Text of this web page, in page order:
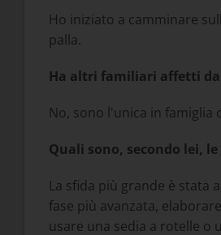
Ho iniziato a camminare
palla.
Ha altri familiari affetti da
No, sono l'unica in famiglia
Quali sono, secondo lei,
La sfida più grande è stata
fase più avanzata,
usare una sedia a rotelle o